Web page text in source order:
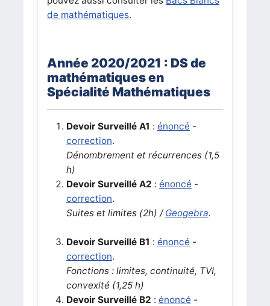
de mathématiques.
Année 2020/2021 : DS de
mathématiques en
Spécialité Mathématiques
Devoir Surveillé A1 : énoncé -
correction.
Dénombrement et récurrences (1,5
h)
Devoir Surveillé A2 : énoncé -
correction.
Suites et limites (2h) /Geogebra.
Devoir Surveillé B1 : énoncé -
correction.
Fonctions : limites, continuité, TVI,
convexité (1,25 h)
Devoir Surveillé B2 : énoncé -